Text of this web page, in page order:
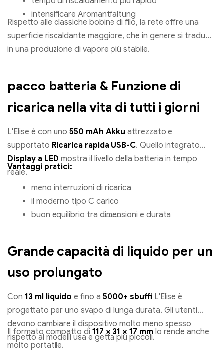
intensificare Aromantfaltung
Rispetto alle classiche bobine di filo, la rete offre una
superficie riscaldante maggiore, che in genere si traduce
in una produzione di vapore più stabile.
pacco batteria & Funzione di
ricarica nella vita di tutti i giorni
L'Elise è con uno 550 mAh Akku attrezzato e
supportato Ricarica rapida USB-C. Quello integrato
Display a LED mostra il livello della batteria in tempo
reale.
Vantaggi pratici:
meno interruzioni di ricarica
il moderno tipo C carico
buon equilibrio tra dimensioni e durata
Grande capacità di liquido per un
uso prolungato
Con 13 ml liquido e fino a 5000+ sbuffi L'Elise è
progettato per uno svapo di lunga durata. Gli utenti
devono cambiare il dispositivo molto meno spesso
rispetto ai modelli usa e getta più piccoli.
Il formato compatto di 117 × 31 × 17 mm lo rende anche
molto portatile.